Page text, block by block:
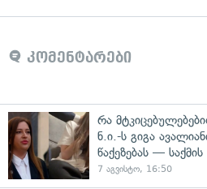
კომენტარები
რა
ნ.ი.-ს გიგა
წაქეზებას —
7 აგვისტო, 16:50